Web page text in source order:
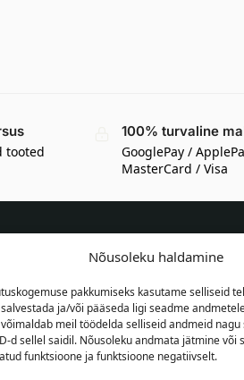
Nõusoleku haldamine
pakkumiseks kasutame selliseid
ja/või pääseda ligi seadme
meil töödelda selliseid andmeid
d sellel saidil. Nõusoleku andmata jätmine või
funktsioone ja funktsioone negatiivselt.
tooted
100% turvaline
GooglePay /
MasterCard / Visa
TEAVE OSTJALE
Tarnetingimused
Tingimused
Privaatsuspoliitika